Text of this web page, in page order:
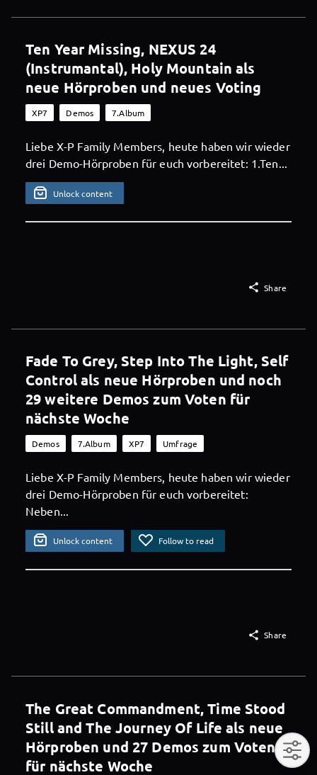
Ten Year Missing, NEXUS 24
(Instrumantal), Holy Mountain als
neue Hörproben und neues Voting
XP7 Demos 7.Album
Liebe X-P Family Members, heute haben wir wieder
drei Demo-Hörproben für euch vorbereitet: 1.Ten...
Unlock content
 Share
Fade To Grey, Step Into The Light, Self
Control als neue Hörproben und noch
29 weitere Demos zum Voten für
nächste Woche
Demos 7.Album XP7 Umfrage
Liebe X-P Family Members, heute haben wir wieder
drei Demo-Hörproben für euch vorbereitet:
Neben...
Unlock content Follow to read
 Share
The Great Commandment, Time Stood
Still and The Journey Of Life als neue
Hörproben und 27 Demos zum Voten
für nächste Woche